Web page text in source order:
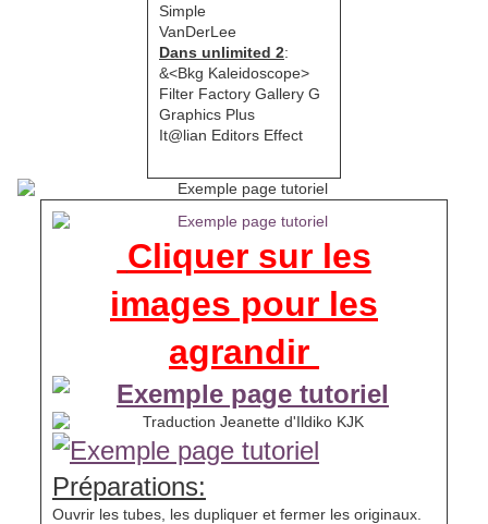
Simple
VanDerLee
Dans unlimited 2:
&<Bkg Kaleidoscope>
Filter Factory Gallery G
Graphics Plus
It@lian Editors Effect
Cliquer sur les
images pour les
agrandir
Préparations:
Ouvrir les tubes, les dupliquer et fermer les originaux.